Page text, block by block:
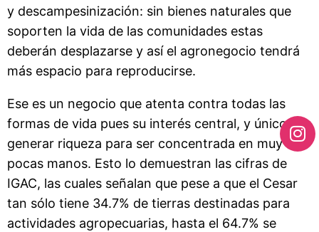
y descampesinización: sin bienes naturales que
soporten la vida de las comunidades estas
deberán desplazarse y así el agronegocio tendrá
más espacio para reproducirse.
Ese es un negocio que atenta contra todas las
formas de vida pues su interés central, y único es
generar riqueza para ser concentrada en muy
pocas manos. Esto lo demuestran las cifras de
IGAC, las cuales señalan que pese a que el Cesar
tan sólo tiene 34.7% de tierras destinadas para
actividades agropecuarias, hasta el 64.7% se